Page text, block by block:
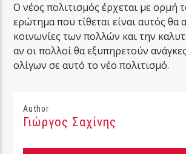
Ο νέος πολιτισμός έρχεται με ορμή
ερώτημα που τίθεται είναι αυτός θα
κοινωνίες των πολλών και την
αν οι πολλοί θα εξυπηρετούν
ολίγων σε αυτό το νέο πολιτισμό.
Author
Γιώργος Σαχίνης